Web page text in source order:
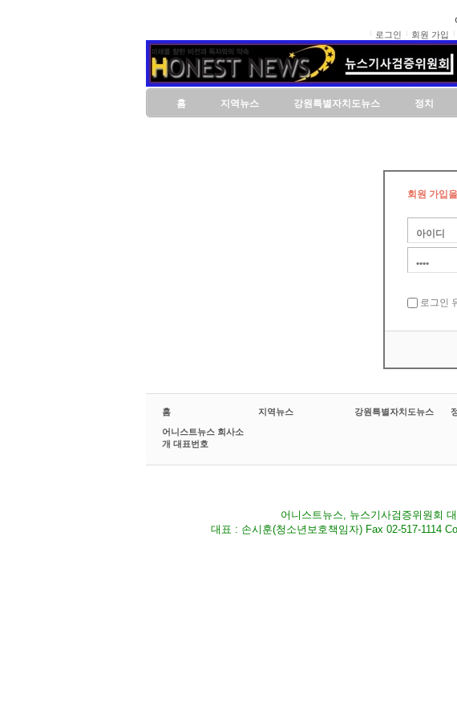
로그인
회원 가입
홈 지역뉴스 강원특별자치도뉴스 정치
회원 가입
로그인
홈 지역뉴스 강원특별자치도뉴스
어니스트뉴스 회사소
개 대표번호
어니스트뉴스, 뉴스기사검증위원회
대표 : 손시훈(청소년보호책임자) Fax 02-517-1114